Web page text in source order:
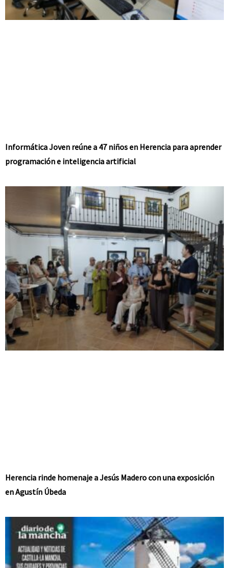
Informática Joven reúne a 47 niños en Herencia para aprender
programación e inteligencia artificial
Herencia rinde homenaje a Jesús Madero con una exposición
en Agustín Úbeda